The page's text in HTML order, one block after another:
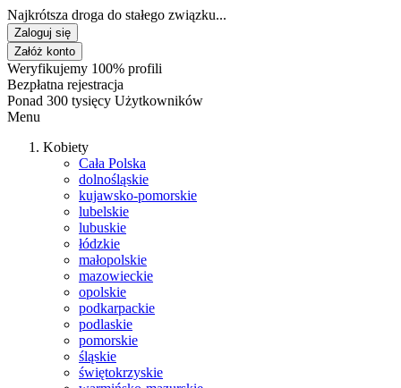
Najkrótsza droga do stałego związku...
Zaloguj się
Załóż konto
Weryfikujemy 100% profili
Bezpłatna rejestracja
Ponad 300 tysięcy Użytkowników
Menu
Kobiety
Cała Polska
dolnośląskie
kujawsko-pomorskie
lubelskie
lubuskie
łódzkie
małopolskie
mazowieckie
opolskie
podkarpackie
podlaskie
pomorskie
śląskie
świętokrzyskie